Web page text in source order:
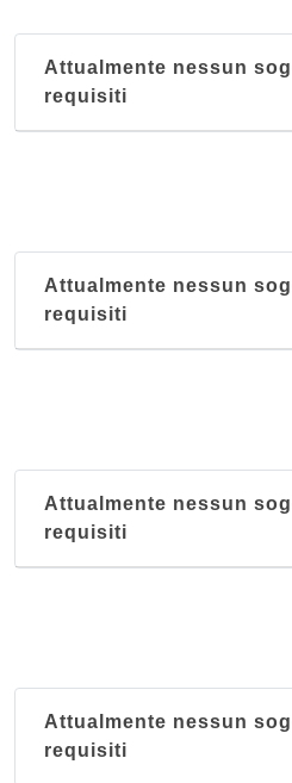
Attualmente nessun
requisiti
Attualmente nessun
requisiti
Attualmente nessun
requisiti
Attualmente nessun
requisiti